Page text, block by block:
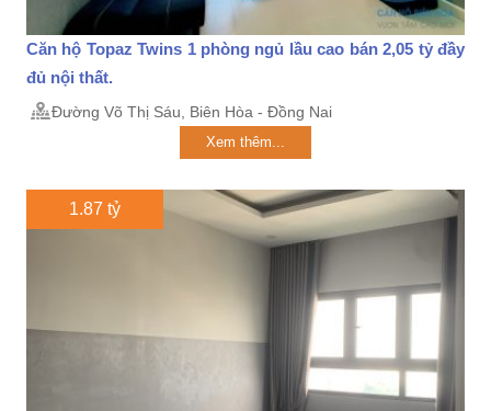
Căn hộ Topaz Twins 1 phòng ngủ lầu cao bán 2,05 tỷ đầy
đủ nội thất.
Đường Võ Thị Sáu, Biên Hòa - Đồng Nai
Xem thêm...
1.87 tỷ